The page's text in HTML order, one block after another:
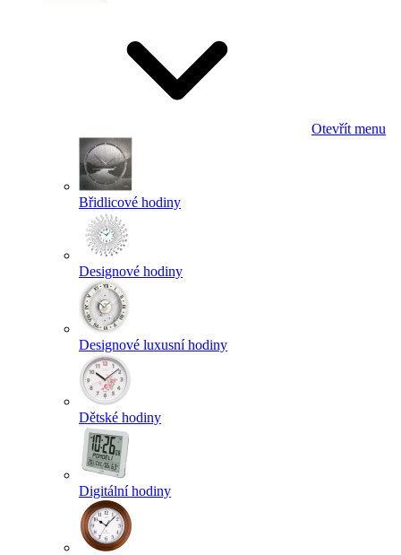
Otevřít menu
Břidlicové hodiny
Designové hodiny
Designové luxusní hodiny
Dětské hodiny
Digitální hodiny